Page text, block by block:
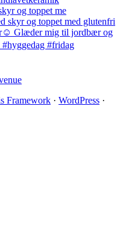
og toppet me
Framework · WordPress ·